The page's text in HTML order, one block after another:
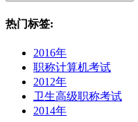
热门标签:
2016年
职称计算机考试
2012年
卫生高级职称考试
2014年